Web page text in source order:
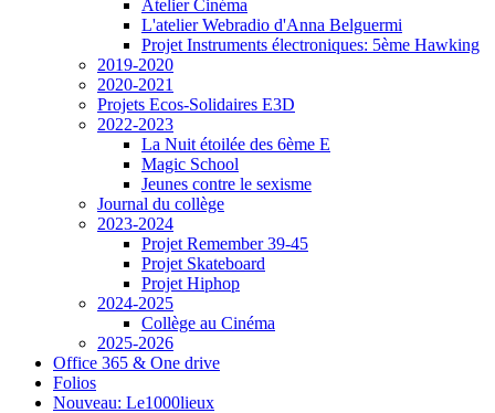
Atelier Cinéma
L'atelier Webradio d'Anna Belguermi
Projet Instruments électroniques: 5ème Hawking
2019-2020
2020-2021
Projets Ecos-Solidaires E3D
2022-2023
La Nuit étoilée des 6ème E
Magic School
Jeunes contre le sexisme
Journal du collège
2023-2024
Projet Remember 39-45
Projet Skateboard
Projet Hiphop
2024-2025
Collège au Cinéma
2025-2026
Office 365 & One drive
Folios
Nouveau: Le1000lieux